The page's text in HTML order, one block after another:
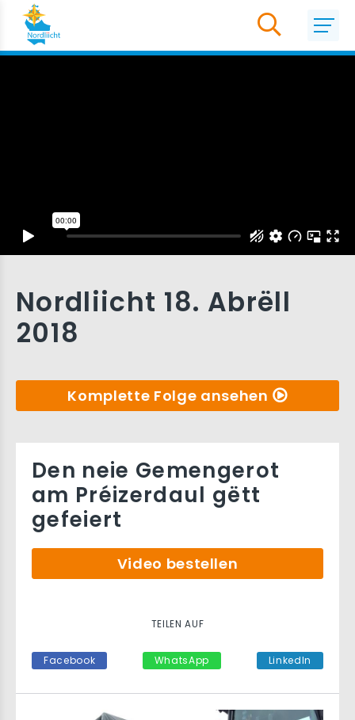
Nordliicht 18. Abrëll
2018
Komplette Folge ansehen
Den neie Gemengerot
am Préizerdaul gëtt
gefeiert
Video bestellen
TEILEN AUF
Facebook WhatsApp LinkedIn